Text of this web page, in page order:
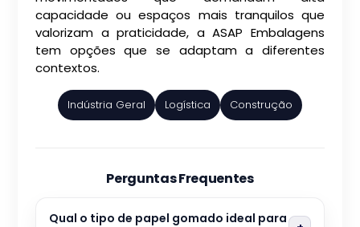
capacidade ou espaços mais tranquilos que
valorizam a praticidade, a ASAP Embalagens
tem opções que se adaptam a diferentes
contextos.
Indústria Geral Logística Construção
Perguntas Frequentes
Qual o tipo de papel gomado ideal para